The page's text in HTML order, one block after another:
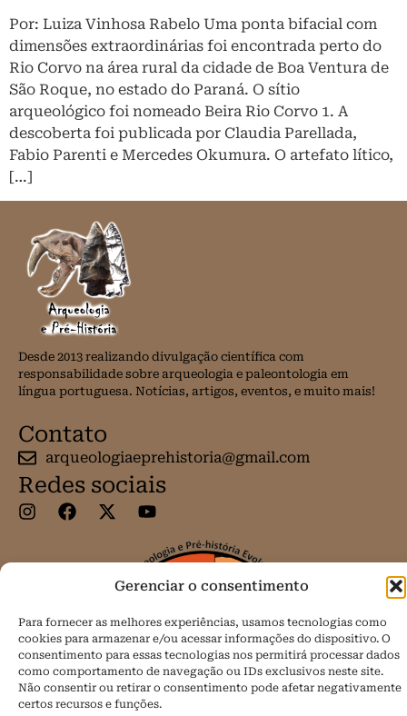
Gerenciar o consentimento
Para fornecer as melhores experiências, usamos tecnologias como
cookies para armazenar e/ou acessar informações do dispositivo. O
consentimento para essas tecnologias nos permitirá processar dados
como comportamento de navegação ou IDs exclusivos neste site.
Não consentir ou retirar o consentimento pode afetar negativamente
certos recursos e funções.
Por: Luiza Vinhosa Rabelo Uma ponta bifacial com
dimensões extraordinárias foi encontrada perto do
Rio Corvo na área rural da cidade de Boa Ventura de
São Roque, no estado do Paraná. O sítio
arqueológico foi nomeado Beira Rio Corvo 1. A
descoberta foi publicada por Claudia Parellada,
Fabio Parenti e Mercedes Okumura. O artefato lítico,
[…]
Desde 2013 realizando divulgação científica com
responsabilidade sobre arqueologia e paleontologia em
língua portuguesa. Notícias, artigos, eventos, e muito mais!
Contato
arqueologiaeprehistoria@gmail.com
Redes sociais